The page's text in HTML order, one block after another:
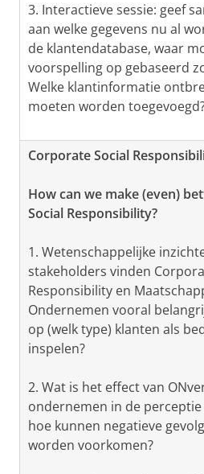
3. Interactieve sessie: geef
aan welke gegevens nu al
de klantendatabase, waar
voorspelling op gebaseerd
Welke klantinformatie
moeten worden
Corporate Social
How can we make (even)
Social Responsibility?
1. Wetenschappelijke
stakeholders vinden
Responsibility en
Ondernemen vooral
op (welk type) klanten als
inspelen?
2. Wat is het effect van
ondernemen in de
hoe kunnen negatieve
worden voorkomen?